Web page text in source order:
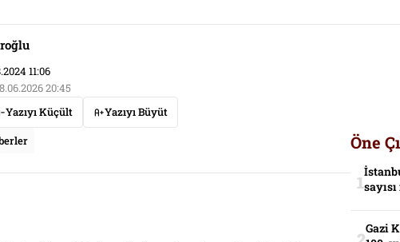
11:06
20:45
Yazıyı Küçült
Yazıyı Büyüt
Öne
Gazi